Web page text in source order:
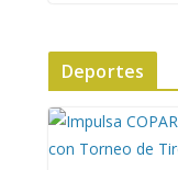
Deportes